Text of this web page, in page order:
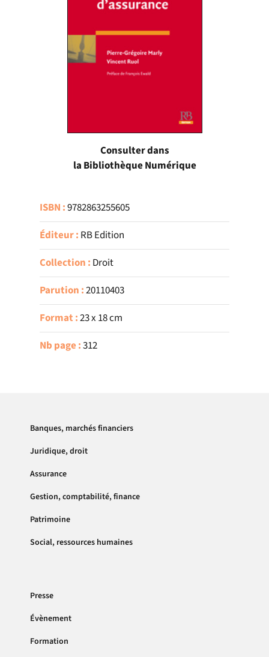
Consulter dans
la Bibliothèque Numérique
ISBN :9782863255605
Éditeur : RB Edition
Collection : Droit
Parution :20110403
Format :23 x 18 cm
Nb page :312
Banques, marchés financiers
Juridique, droit
Assurance
Gestion, comptabilité, finance
Patrimoine
Social, ressources humaines
Presse
Évènement
Formation